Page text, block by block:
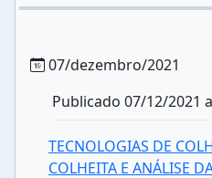
07/dezembro/2021
Publicado 07/12/2021
TECNOLOGIAS DE
COLHEITA E ANÁLISE